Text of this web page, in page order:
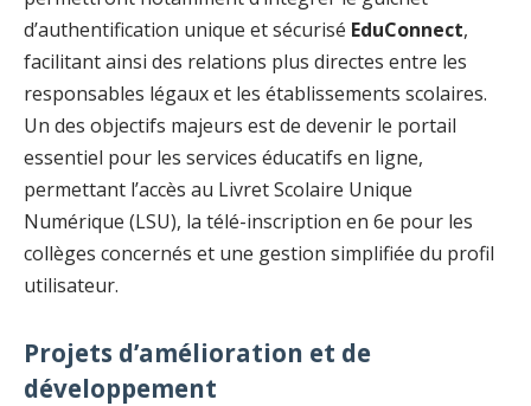
d’authentification unique et sécurisé EduConnect,
facilitant ainsi des relations plus directes entre les
responsables légaux et les établissements scolaires.
Un des objectifs majeurs est de devenir le portail
essentiel pour les services éducatifs en ligne,
permettant l’accès au Livret Scolaire Unique
Numérique (LSU), la télé-inscription en 6e pour les
collèges concernés et une gestion simplifiée du profil
utilisateur.
Projets d’amélioration et de
développement